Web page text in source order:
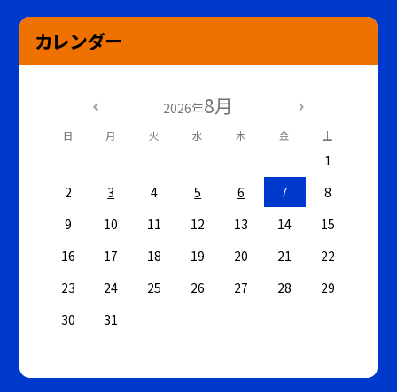
カレンダー
2026年8月
日 月 火 水 木 金 土
1
2
3 4 5 6 7
8
9
10 11 12 13 14
15
16
17 18 19 20 21
22
23
24 25 26 27 28
29
30
31